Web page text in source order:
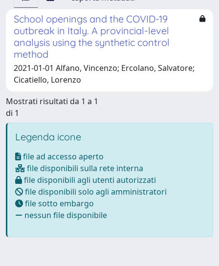
School openings and the COVID-19
outbreak in Italy. A provincial-level
analysis using the synthetic control
method
2021-01-01 Alfano, Vincenzo; Ercolano, Salvatore;
Cicatiello, Lorenzo
Mostrati risultati da 1 a 1
di 1
Legenda icone
file ad accesso aperto
file disponibili sulla rete interna
file disponibili agli utenti autorizzati
file disponibili solo agli amministratori
file sotto embargo
nessun file disponibile